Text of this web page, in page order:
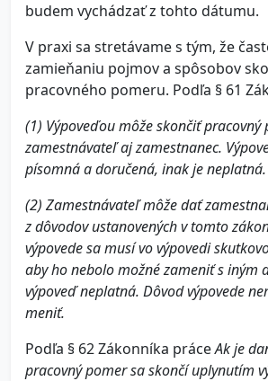
budem vychádzať z tohto dátumu.
V praxi sa stretávame s tým, že
zamieňaniu pojmov a spôsobov
pracovného pomeru. Podľa § 61
(1) Výpoveďou môže skončiť pracovný
zamestnávateľ aj zamestnanec.
písomná a doručená, inak je neplatná.
(2) Zamestnávateľ môže dať
z dôvodov ustanovených v tomto
výpovede sa musí vo výpovedi
aby ho nebolo možné zameniť s iným
výpoveď neplatná. Dôvod výpovede
meniť.
Podľa § 62 Zákonníka práceAk je
pracovný pomer sa skončí uplynutím